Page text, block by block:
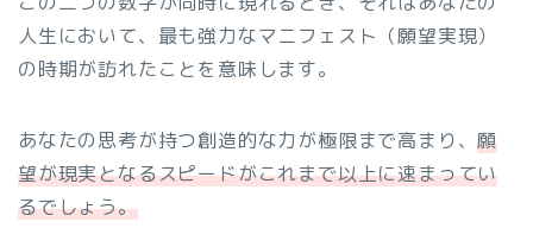
人生において、最も強力なマニフェスト（願望実現）
の時期が訪れたことを意味します。
あなたの思考が持つ創造的な力が極限まで高まり、願
望が現実となるスピードがこれまで以上に速まってい
るでしょう。